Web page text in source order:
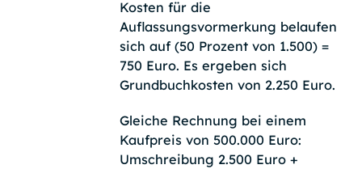
Kosten für die
Auflassungsvormerkung belaufen
sich auf (50 Prozent von 1.500) =
750 Euro. Es ergeben sich
Grundbuchkosten von 2.250 Euro.
Gleiche Rechnung bei einem
Kaufpreis von 500.000 Euro:
Umschreibung 2.500 Euro +